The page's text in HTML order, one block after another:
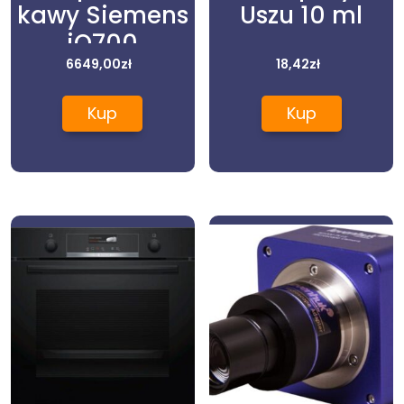
kawy Siemens
iQ700
CT636LES1
6649,00zł
Kup
Uszu 10 ml
18,42zł
Kup